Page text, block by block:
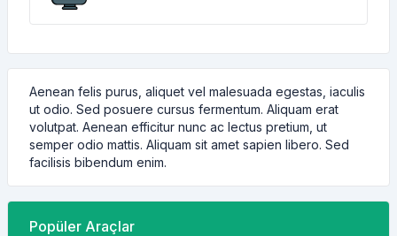
Aenean felis purus, aliquet vel malesuada egestas, iaculis
ut odio. Sed posuere cursus fermentum. Aliquam erat
volutpat. Aenean efficitur nunc ac lectus pretium, ut
semper odio mattis. Aliquam sit amet sapien libero. Sed
facilisis bibendum enim.
Popüler Araçlar